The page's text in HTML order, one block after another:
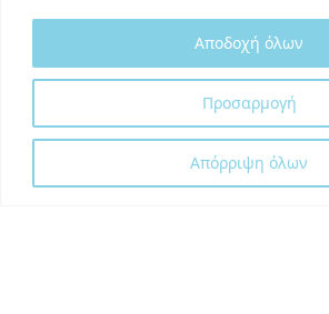
Προσαρμογή
Απόρριψη όλων
Αποδοχή όλων
Designed and developed with